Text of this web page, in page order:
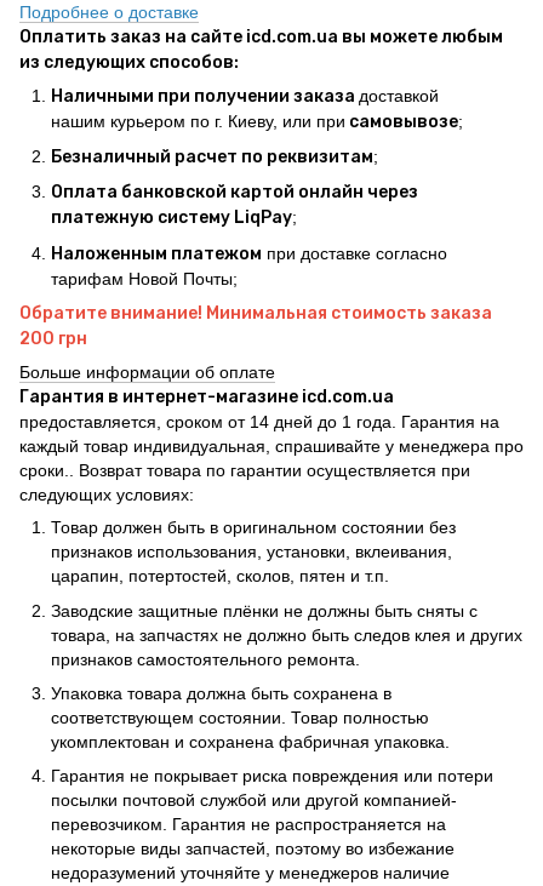
Подробнее о доставке
Оплатить заказ на сайте icd.com.ua вы можете любым
из следующих способов:
Наличными при получении заказа доставкой
нашим курьером по г. Киеву, или при самовывозе;
Безналичный расчет по реквизитам;
Оплата банковской картой онлайн через
платежную систему LiqPay;
Наложенным платежом при доставке согласно
тарифам Новой Почты;
Обратите внимание! Минимальная стоимость заказа
200 грн
Больше информации об оплате
Гарантия в интернет-магазине icd.com.ua
предоставляется, сроком от 14 дней до 1 года. Гарантия на
каждый товар индивидуальная, спрашивайте у менеджера про
сроки.. Возврат товара по гарантии осуществляется при
следующих условиях:
Товар должен быть в оригинальном состоянии без
признаков использования, установки, вклеивания,
царапин, потертостей, сколов, пятен и т.п.
Заводские защитные плёнки не должны быть сняты с
товара, на запчастях не должно быть следов клея и других
признаков самостоятельного ремонта.
Упаковка товара должна быть сохранена в
соответствующем состоянии. Товар полностью
укомплектован и сохранена фабричная упаковка.
Гарантия не покрывает риска повреждения или потери
посылки почтовой службой или другой компанией-
перевозчиком. Гарантия не распространяется на
некоторые виды запчастей, поэтому во избежание
недоразумений уточняйте у менеджеров наличие